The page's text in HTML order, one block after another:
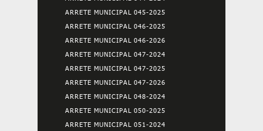
ARRETE MUNICIPAL 045-2025
ARRETE MUNICIPAL 046-2025
ARRETE MUNICIPAL 046-2026
ARRETE MUNICIPAL 047-2024
ARRETE MUNICIPAL 047-2025
ARRETE MUNICIPAL 047-2026
ARRETE MUNICIPAL 048-2024
ARRETE MUNICIPAL 050-2025
ARRETE MUNICIPAL 051-2024